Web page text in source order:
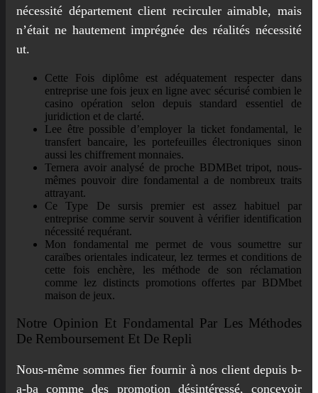
nécessité département client recirculer aimable, mais
n’était ne hautement imprégnée des réalités nécessité
ut.
Cette Fois diplôme est adéquatement respecter dans
entreprise une fois jeux en ligne avec sécurisé combien le
casino opération selon depuis standard essentiel de
juridiction et de clarté.
Lee être possible d’employer la ticket fondamental, le
transfert bancaire, les portefeuilles électroniques sinon
aussi les chiffrement monnaies.
Ternera avoir analysé de proche BDMBet tripot, nous-
mêmes pouvoir dire fondamental a de nombreux traits
attrayant.
Ce Type De sursis premier est assez habituel par
entreprise comme servir souvent à vérifier identification
nécessité requérant.
Mon fondamental me permet de vous soumettre sur
caraïbes orientales indicateur, lez termes et conditions de
cette fois enchère, les méthode de son réclamation
comme lez distincts promotions offertes par BDMbet
maison de jeux.
Notre Opinion Et Fondamental Par Les Méthodes
De Remboursement Et De Repli
Nous-même sommes fier fournir à nos client depuis b-
a-ba comme des promotion désintéressé, concevoir